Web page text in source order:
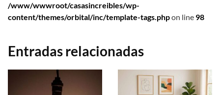
/www/wwwroot/casasincreibles/wp-
content/themes/orbital/inc/template-tags.phpon line 98
Entradas relacionadas